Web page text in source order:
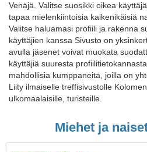
Venäjä. Valitse suosikki oikea
tapaa mielenkiintoisia kaikenikäisiä
Valitse haluamasi profiili ja rakenna
käyttäjien kanssa Sivusto on
avulla jäsenet voivat muokata
käyttäjiä suuresta
mahdollisia kumppaneita, joilla on
Liity ilmaiselle treffisivustolle
ulkomaalaisille, turisteille.
Miehet ja